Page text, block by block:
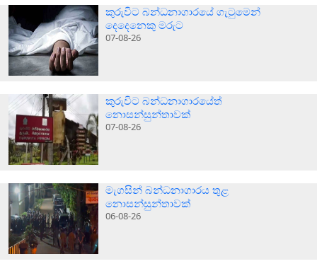
කුරුවිට බන්ධනාගාරයේ ගැටුමෙන්
දෙදෙනෙකු මරුට
07-08-26
කුරුවිට බන්ධනාගාරයේත්
නොසන්සුන්තාවක්
07-08-26
මැගසින් බන්ධනාගාරය තුළ
නොසන්සුන්තාවක්
06-08-26